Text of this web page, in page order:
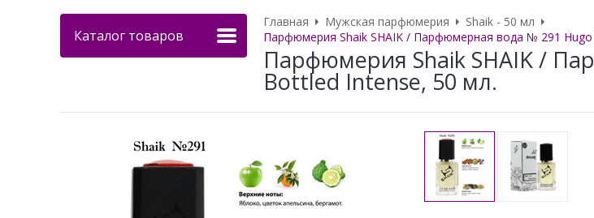
Каталог товаров
Главная Мужская парфюмерия
Shaik - 50 мл
Парфюмерия Shaik SHAIK / Парфюмерная вода № 291
Парфюмерия Shaik SHAIK /
Bottled Intense, 50 мл.